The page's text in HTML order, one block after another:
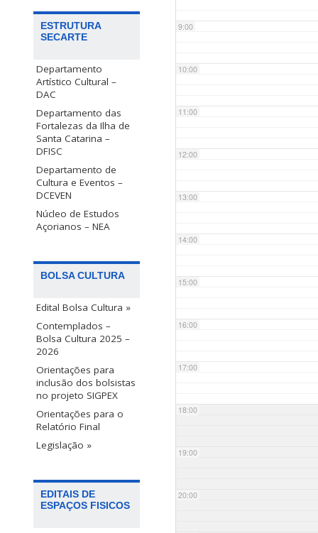
ESTRUTURA
SECARTE
Departamento
Artístico Cultural –
DAC
Departamento das
Fortalezas da Ilha de
Santa Catarina –
DFISC
Departamento de
Cultura e Eventos –
DCEVEN
Núcleo de Estudos
Açorianos – NEA
BOLSA CULTURA
Edital Bolsa Cultura »
Contemplados –
Bolsa Cultura 2025 –
2026
Orientações para
inclusão dos bolsistas
no projeto SIGPEX
Orientações para o
Relatório Final
Legislação »
EDITAIS DE
ESPAÇOS FISICOS
9:00
10:00
11:00
12:00
13:00
14:00
15:00
16:00
17:00
18:00
19:00
20:00